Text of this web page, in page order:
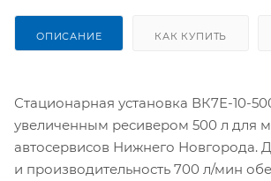
ОПИСАНИЕ КАК КУПИТЬ
Стационарная установка ВК7Е-10-
увеличенным ресивером 500 л для
автосервисов Нижнего Новгорода.
и производительность 700 л/мин